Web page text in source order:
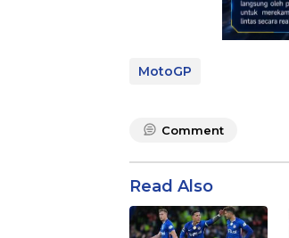
MotoGP
Comment
Read Also